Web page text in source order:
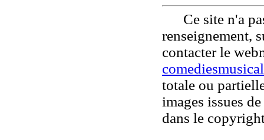
Ce site n'a
renseignement,
contacter le
totale ou
images issues
dans le